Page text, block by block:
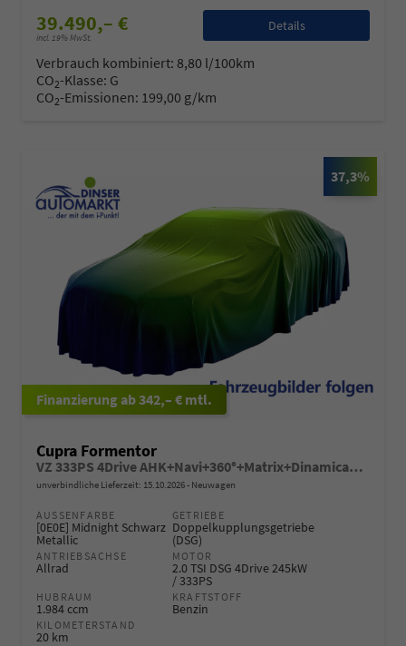
39.490,– €
incl. 19% MwSt.
Details
Verbrauch kombiniert: 8,80 l/100km
CO2-Klasse: G
CO2-Emissionen: 199,00 g/km
37,3%
ab 342,– € mtl.
Cupra Formentor
VZ 333PS 4Drive AHK+Navi+360°+Matrix+Dinamica+GV5+Parklenk+Alarm+Keyless
unverbindliche Lieferzeit: 15.10.2026 Neuwagen
AUSSENFARBE
[0E0E] Midnight Schwarz
Metallic
GETRIEBE
Doppelkupplungsgetriebe
(DSG)
ANTRIEBSACHSE
Allrad
MOTOR
2.0 TSI DSG 4Drive 245kW
/ 333PS
HUBRAUM
1.984 ccm
KRAFTSTOFF
Benzin
KILOMETERSTAND
20 km